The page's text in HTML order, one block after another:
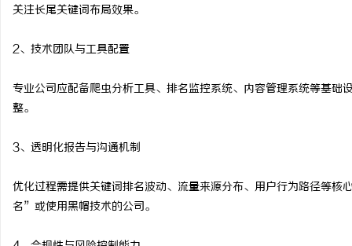
关注长尾关键词布局效果。
2、技术团队与工具配置
专业公司应配备爬虫分析工具、排名监控系统、内容管理系统等基
整。
3、透明化报告与沟通机制
优化过程需提供关键词排名波动、流量来源分布、用户行为路径等
名”或使用黑帽技术的公司。